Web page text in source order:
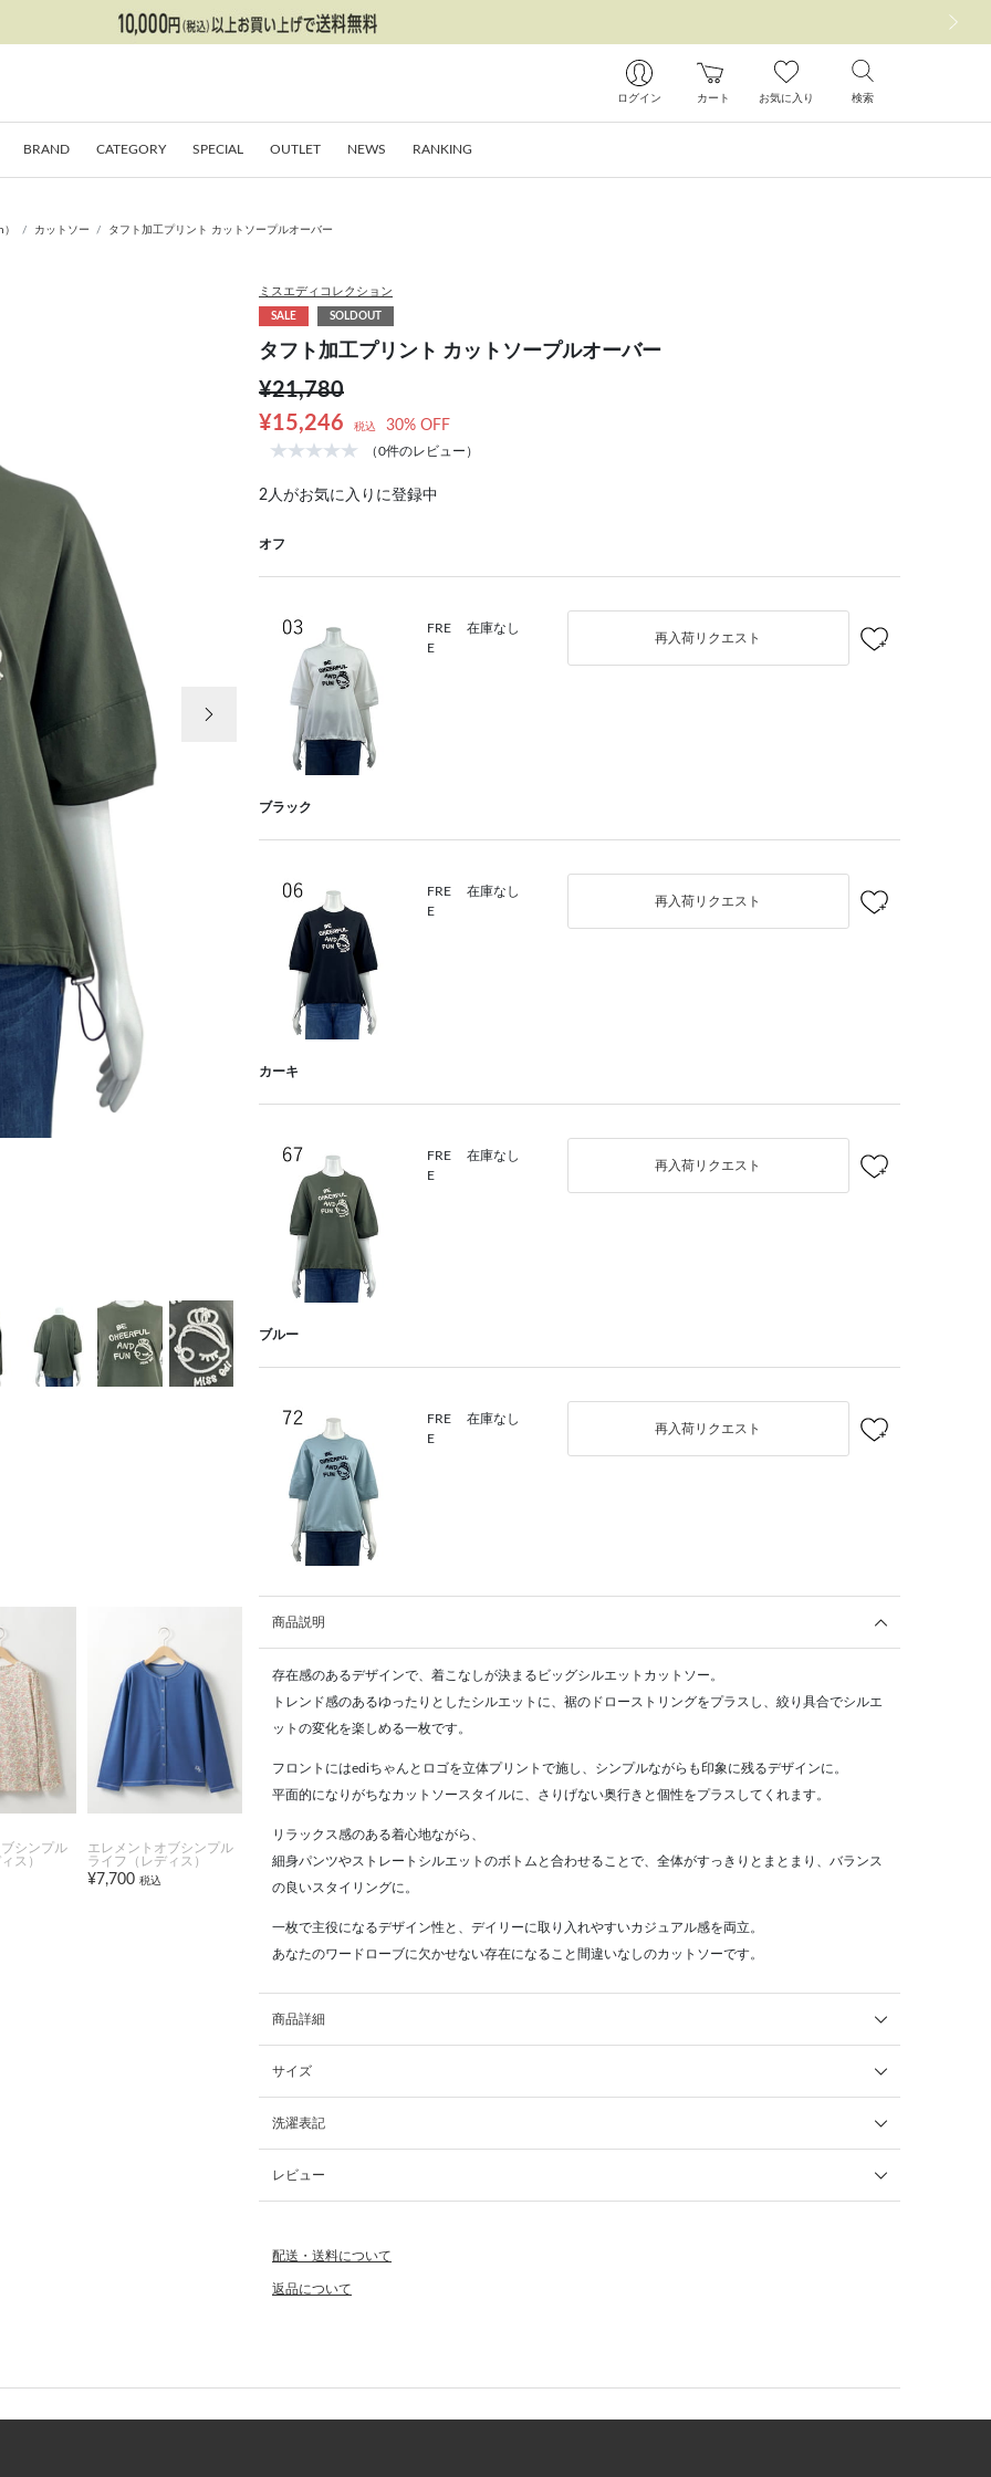
ログイン カート お気に入り 検索
BRAND CATEGORY SPECIAL OUTLET NEWS RANKING
カットソー タフト加工プリント カットソープルオーバー
シンプル
ス）
エレメントオブシンプル
ライフ（レディス）
¥7,700 税込
ミスエディコレクション
SALE SOLDOUT
タフト加工プリント カットソープルオーバー
¥21,780
¥15,246
税込 30% OFF
（0件のレビュー）
2人がお気に入りに登録中
オフ
FRE
E
在庫なし
再入荷リクエスト
ブラック
FRE
E
在庫なし
再入荷リクエスト
カーキ
FRE
E
在庫なし
再入荷リクエスト
ブルー
FRE
E
在庫なし
再入荷リクエスト
商品説明
存在感のあるデザインで、着こなしが決まるビッグシルエットカットソー。
トレンド感のあるゆったりとしたシルエットに、裾のドローストリングをプラスし、絞り具合でシルエ
ットの変化を楽しめる一枚です。
フロントにはediちゃんとロゴを立体プリントで施し、シンプルながらも印象に残るデザインに。
平面的になりがちなカットソースタイルに、さりげない奥行きと個性をプラスしてくれます。
リラックス感のある着心地ながら、
細身パンツやストレートシルエットのボトムと合わせることで、全体がすっきりとまとまり、バランス
の良いスタイリングに。
一枚で主役になるデザイン性と、デイリーに取り入れやすいカジュアル感を両立。
あなたのワードローブに欠かせない存在になること間違いなしのカットソーです。
商品詳細
サイズ
洗濯表記
レビュー
配送・送料について
返品について